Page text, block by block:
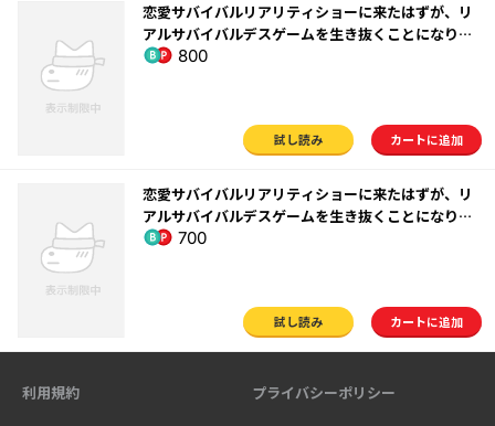
恋愛サバイバルリアリティショーに来たはずが、リ
アルサバイバルデスゲームを生き抜くことになりま
した （3）
800
試し読み カートに追加
恋愛サバイバルリアリティショーに来たはずが、リ
アルサバイバルデスゲームを生き抜くことになりま
した （4）
700
試し読み カートに追加
利用規約 プライバシーポリシー